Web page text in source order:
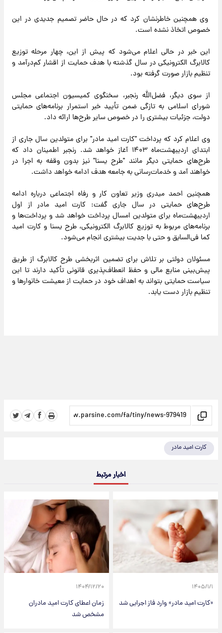
وی همچنین خاطرنشان کرد که در حال حاضر تصمیم جدیدی در این
خصوص اتخاذ نشده است.
این خبر در حالی اعلام می‌شود که پیش از این، چهار مرحله توزیع
کالابرگ الکترونیکی در سال گذشته با هدف حمایت از اقشار کم‌درآمد و
تنظیم بازار صورت گرفته بود.
از سوی دیگر، فضل‌الله رنجبر، سخنگوی کمیسیون اجتماعی مجلس
شورای اسلامی به تازگی ضمن تأیید خبر استمرار برنامه‌های حمایتی
دولت، جزئیات بیشتری را در خصوص سایر طرح‌ها ارائه داد.
وی اعلام کرد که پرداخت "کارت امید مادر" برای متولدین سال جاری از
ابتدای اردیبهشت‌ماه ۱۴۰۳ آغاز خواهد شد. رنجبر اطمینان داد که
طرح‌های حمایتی دیگر مانند "طرح یسنا" نیز بدون وقفه به اجرا در
خواهند آمد و خدمات‌رسانی به جامعه هدف ادامه خواهد داشت.
همچنین احمد میدری وزیر تعاون کار و رفاه اجتماعی درباره ادامه
طرح‌های حمایتی در سال جاری گفت: کارت امید مادر از اول
اردیبهشت‌ماه برای متولدین امسال پرداخت خواهد شد و پرداخت‌ها و
برنامه‌های مربوط به توزیع کالابرگ الکترونیکی، طرح یسنا و کارت امید
کما فی‌السابق و حتی با جدیت بیشتری انجام می‌شود.
مسئولان دولتی بر تلاش برای تضمین اثربخشی طرح کالابرگ از طریق
پیش‌بینی منابع مالی و حفظ انعطاف‌پذیری قانونی تأکید دارند تا این
سیاست حمایتی بتواند به اهداف خود در حمایت از معیشت خانوارها و
تنظیم بازار دست یابد.
کارت امید مادر
اخبار مرتبط
۱۴۰۵/۱/۱
«کارت امید مادر» وارد فاز اجرایی شد
۱۴۰۴/۱۲/۲۰
زمان اعطای کارت امید مادران
مشخص شد